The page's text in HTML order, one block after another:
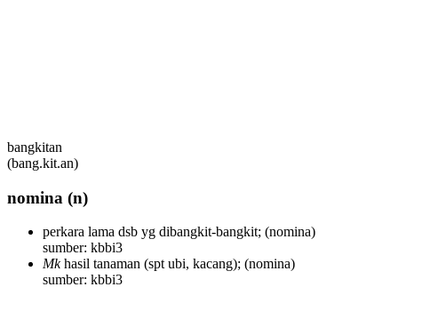
bangkitan
(bang.kit.an)
nomina (n)
perkara lama dsb yg dibangkit-bangkit; (nomina)
sumber: kbbi3
Mkhasil tanaman (spt ubi, kacang); (nomina)
sumber: kbbi3